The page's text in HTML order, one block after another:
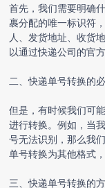
首先，我们需要明确
裹分配的唯一标识符
人、发货地址、收货
以通过快递公司的官
二、快递单号转换的
但是，有时候我们可
进行转换。例如，当
号无法识别，那么我
单号转换为其他格式
三、快递单号转换的